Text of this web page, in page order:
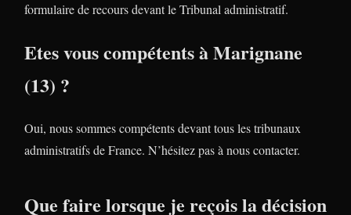
formulaire de recours devant le Tribunal administratif.
Etes vous compétents à Marignane
(13) ?
Oui, nous sommes compétents devant tous les tribunaux
administratifs de France. N’hésitez pas à nous contacter.
Que faire lorsque je reçois la décision